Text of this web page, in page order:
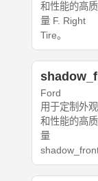
和性能的高质
量 F. Right
Tire。
Ford
用于定制外观
和性能的高质
量